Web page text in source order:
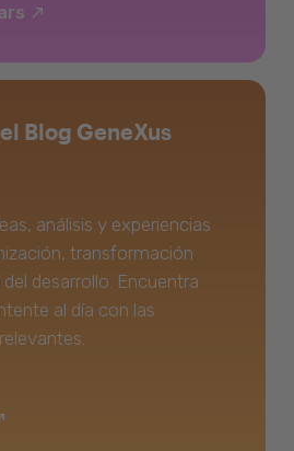
Blog GeneXus
análisis y experiencias
transformación
desarrollo. Encuentra
al día con las